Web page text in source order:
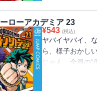
ローアカデミア 23
¥543 (税込)
ヤバイヤバイ、
ら、様子おかし
じゃん。全員の
どっちが勝つん